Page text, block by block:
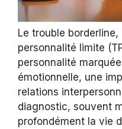
Le trouble
personnalité limite
personnalité
émotionnelle, une
relations
diagnostic, souvent
profondément la vie